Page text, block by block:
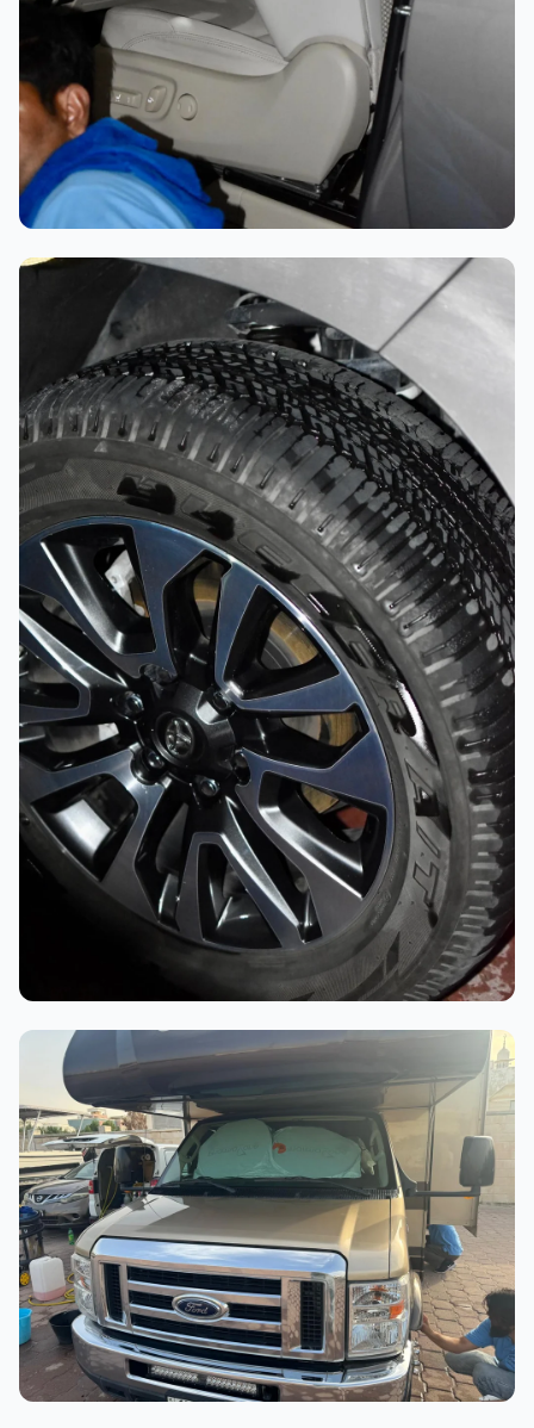
تلميع احترافي
أثناء العمل